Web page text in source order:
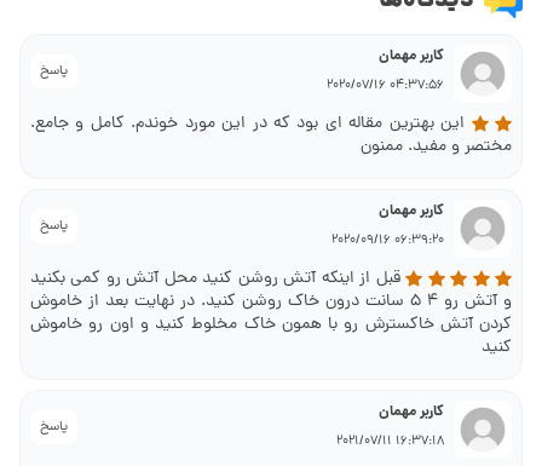
پاسخ
کاربر مهمان
04:37:56 2020/07/16
این بهترین مقاله ای بود که در این مورد خوندم. کامل و جامع.
مختصر و مفید. ممنون
پاسخ
کاربر مهمان
06:39:20 2020/09/16
قبل از اینکه آتش روشن کنید محل آتش رو کمی بکنید
و آتش رو 4 5 سانت درون خاک روشن کنید. در نهایت بعد از خاموش
کردن آتش خاکسترش رو با همون خاک مخلوط کنید و اون رو خاموش
کنید
پاسخ
کاربر مهمان
16:37:18 2021/07/11